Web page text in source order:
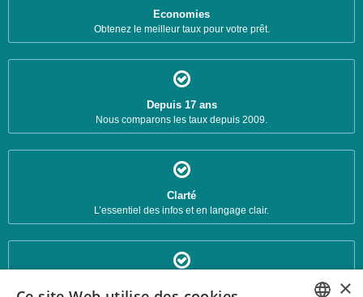
Economies
Obtenez le meilleur taux pour votre prêt.
Depuis 17 ans
Nous comparons les taux depuis 2009.
Clarté
L’essentiel des infos et en langage clair.
×